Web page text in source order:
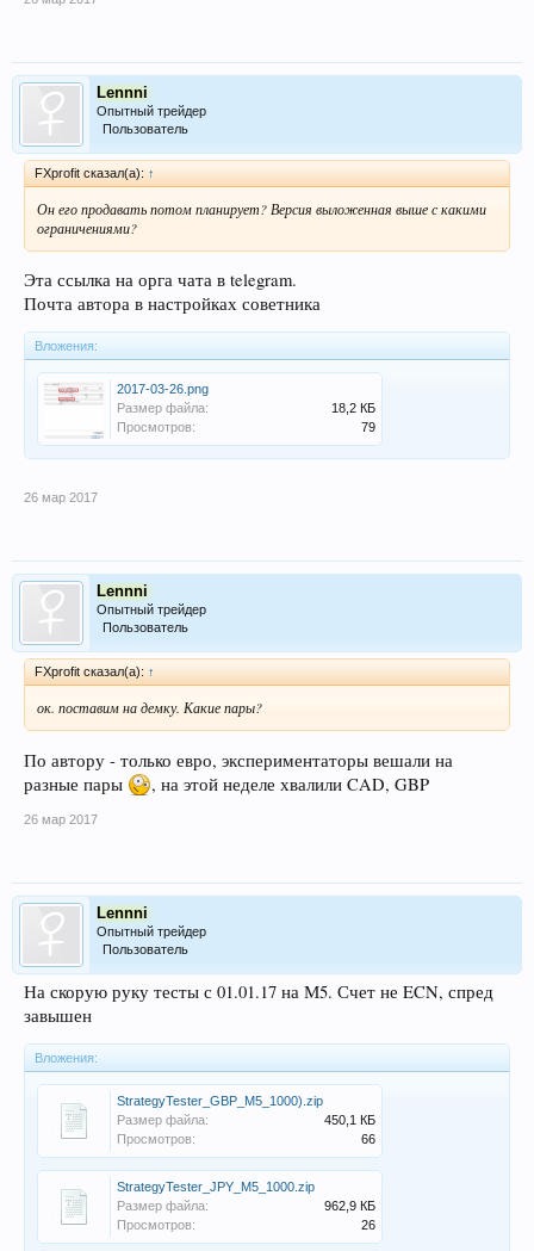
Lennni
Опытный трейдер
Пользователь
FXprofit сказал(а): ↑
Он его продавать потом планирует? Версия выложенная выше с какими
ограничениями?
Эта ссылка на орга чата в telegram.
Почта автора в настройках советника
Вложения:
2017-03-26.png
Размер файла:
18,2 КБ
Просмотров:
79
26 мар 2017
Lennni
Опытный трейдер
Пользователь
FXprofit сказал(а): ↑
ок. поставим на демку. Какие пары?
По автору - только евро, экспериментаторы вешали на
разные пары
, на этой неделе хвалили CAD, GBP
26 мар 2017
Lennni
Опытный трейдер
Пользователь
На скорую руку тесты с 01.01.17 на М5. Счет не ECN, спред
завышен
Вложения:
StrategyTester_GBP_M5_1000).zip
Размер файла:
450,1 КБ
Просмотров:
66
StrategyTester_JPY_M5_1000.zip
Размер файла:
962,9 КБ
Просмотров:
26